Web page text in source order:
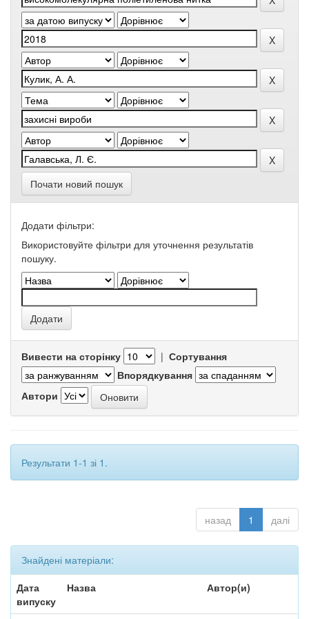
Почати новий пошук
Додати фільтри:
Використовуйте фільтри для уточнення результатів
пошуку.
Вивести на сторінку | Сортування
Впорядкування
Автори
Результати 1-1 зі 1.
назад 1 далі
Знайдені матеріали:
Дата
випуску
Назва Автор(и)